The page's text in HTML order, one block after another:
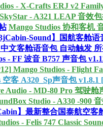
- X-Crafts ERJ v2
- A321 LEAP 音效
Mango Studios 协和客机
3jCabin-Sound】国航客舱语
中文客舱语音包 自动触发
- FF 波音 B757 声音包
Mango Studios - Flight
空客 A320_Sp声音包
Audio - MD-80 Pro 驾驶
Studio - A330 -900
】最新整合国泰航空客
- Felis 747 Classic